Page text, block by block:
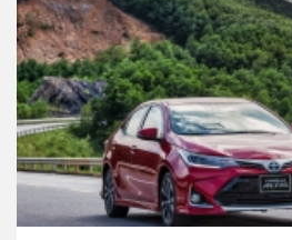
xe máy tại Việt Nam.